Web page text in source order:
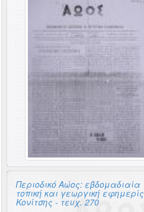
Περιοδικό Αώος: εβδομαδιαία
τοπική και γεωργική εφημερίς
Κονίτσης - τευχ. 270